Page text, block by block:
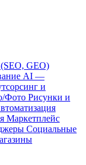
GEO)
AI —
и
Фото Рисунки и
Маркетплейс
Социальные